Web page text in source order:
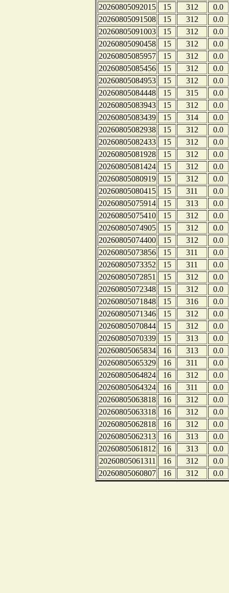
20260805092015
15 312
0.0
20260805091508
15 312
0.0
20260805091003
15 312
0.0
20260805090458
15 312
0.0
20260805085957
15 312
0.0
20260805085456
15 312
0.0
20260805084953
15 312
0.0
20260805084448
15 315
0.0
20260805083943
15 312
0.0
20260805083439
15 314
0.0
20260805082938
15 312
0.0
20260805082433
15 312
0.0
20260805081928
15 312
0.0
20260805081424
15 312
0.0
20260805080919
15 312
0.0
20260805080415
15 311
0.0
20260805075914
15 313
0.0
20260805075410
15 312
0.0
20260805074905
15 312
0.0
20260805074400
15 312
0.0
20260805073856
15 311
0.0
20260805073352
15 311
0.0
20260805072851
15 312
0.0
20260805072348
15 312
0.0
20260805071848
15 316
0.0
20260805071346
15 312
0.0
20260805070844
15 312
0.0
20260805070339
15 313
0.0
20260805065834
16 313
0.0
20260805065329
16 311
0.0
20260805064824
16 312
0.0
20260805064324
16 311
0.0
20260805063818
16 312
0.0
20260805063318
16 312
0.0
20260805062818
16 312
0.0
20260805062313
16 313
0.0
20260805061812
16 313
0.0
20260805061311
16 312
0.0
20260805060807
16 312 0.0